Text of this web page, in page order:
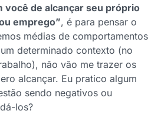
você de alcançar seu próprio
emprego”, é para pensar o
médias de comportamentos
determinado contexto (no
não vão me trazer os
alcançar. Eu pratico algum
sendo negativos ou
los?